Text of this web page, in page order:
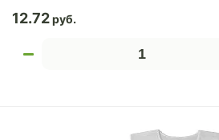
12.72